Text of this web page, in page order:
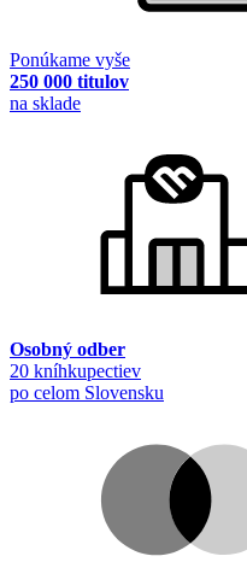
Ponúkame vyše
250 000 titulov
na sklade
Osobný odber
20 kníhkupectiev
po celom Slovensku